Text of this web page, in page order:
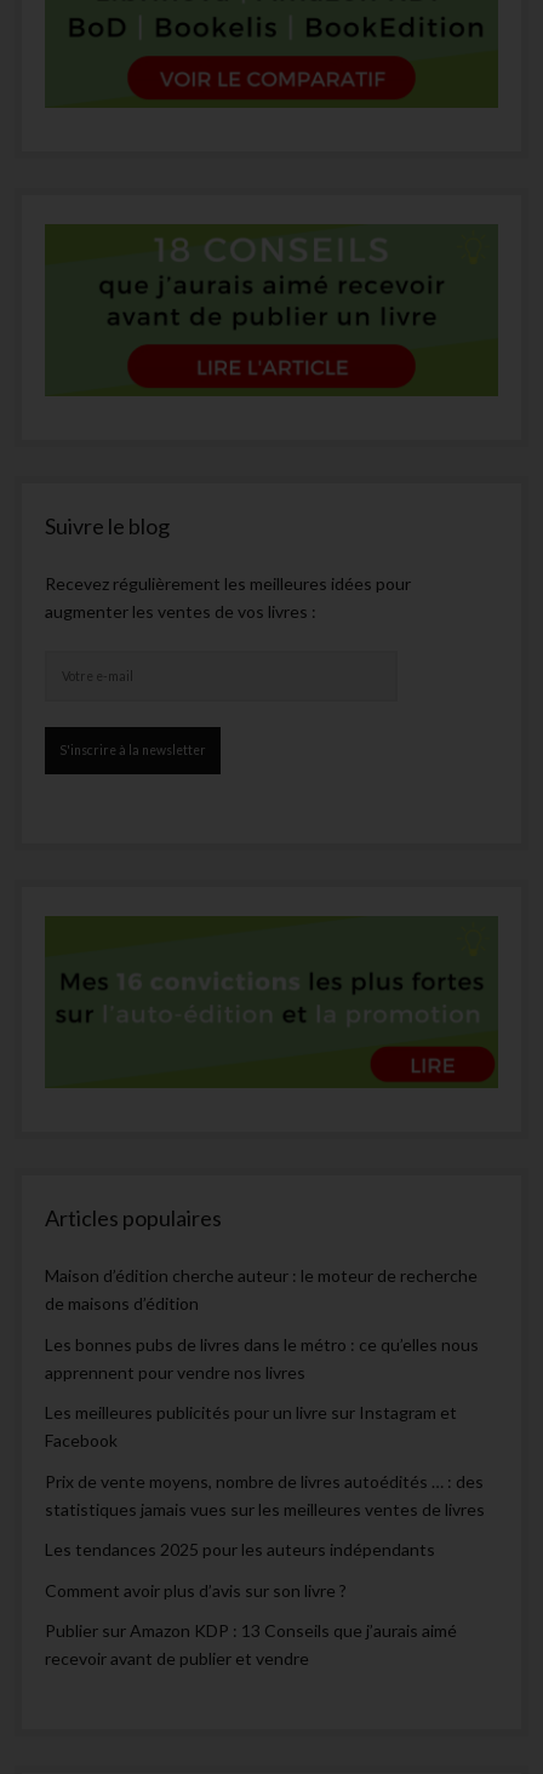
Suivre le blog
Recevez régulièrement les meilleures idées pour
augmenter les ventes de vos livres :
Articles populaires
Maison d’édition cherche auteur : le moteur de recherche
de maisons d’édition
Les bonnes pubs de livres dans le métro : ce qu’elles nous
apprennent pour vendre nos livres
Les meilleures publicités pour un livre sur Instagram et
Facebook
Prix de vente moyens, nombre de livres autoédités … : des
statistiques jamais vues sur les meilleures ventes de livres
Les tendances 2025 pour les auteurs indépendants
Comment avoir plus d’avis sur son livre ?
Publier sur Amazon KDP : 13 Conseils que j’aurais aimé
recevoir avant de publier et vendre